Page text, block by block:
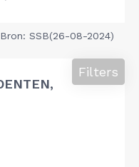
Bron: SSB(26-08-2024)
Filters